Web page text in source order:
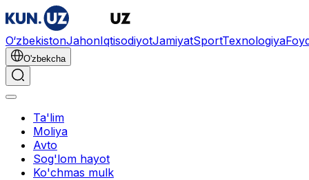
O‘zbekistonJahonIqtisodiyotJamiyatSportTexnologiya
O'zbekcha
Ta'lim
Moliya
Avto
Sog'lom hayot
Ko'chmas mulk